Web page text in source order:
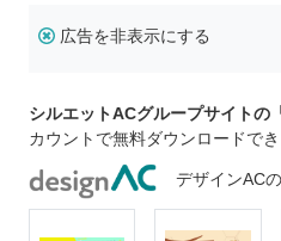
広告を非表示にする
シルエットACグループサイトの
カウントで無料ダウンロードでき
デザインAC